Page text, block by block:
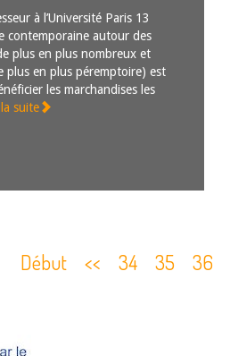
à l’Université Paris 13
contemporaine autour des
plus en plus nombreux et
plus en plus péremptoire) est
les marchandises les
suite
Début << 34 35 36